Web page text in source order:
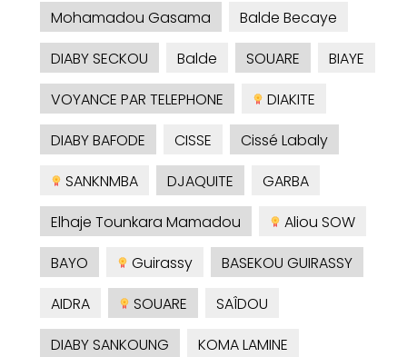
Mohamadou Gasama
Balde Becaye
DIABY SECKOU
Balde SOUARE
BIAYE
VOYANCE PAR TELEPHONE
DIAKITE
DIABY BAFODE
CISSE
Cissé Labaly
SANKNMBA
DJAQUITE
GARBA
Elhaje Tounkara Mamadou
Aliou SOW
BAYO
Guirassy
BASEKOU GUIRASSY
AIDRA
SOUARE
SAÎDOU
DIABY SANKOUNG
KOMA LAMINE